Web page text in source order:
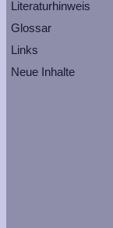
Literaturhinweis
Glossar
Links
Neue Inhalte